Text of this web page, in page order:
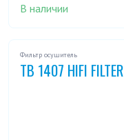
В наличии
Фильтр осушитель
TB 1407 HIFI FILTER